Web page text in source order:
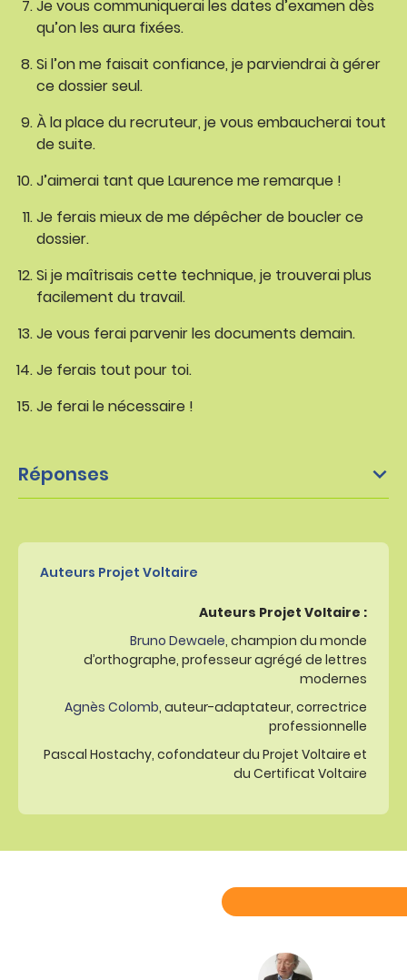
Je vous communiquerai les dates d’examen dès
qu’on les aura fixées.
Si l’on me faisait confiance, je parviendrai à gérer
ce dossier seul.
À la place du recruteur, je vous embaucherai tout
de suite.
J’aimerai tant que Laurence me remarque !
Je ferais mieux de me dépêcher de boucler ce
dossier.
Si je maîtrisais cette technique, je trouverai plus
facilement du travail.
Je vous ferai parvenir les documents demain.
Je ferais tout pour toi.
Je ferai le nécessaire !
Réponses
Auteurs Projet Voltaire
Auteurs Projet Voltaire :
Bruno Dewaele, champion du monde
d’orthographe, professeur agrégé de lettres
modernes
Agnès Colomb, auteur-adaptateur, correctrice
professionnelle
Pascal Hostachy, cofondateur du Projet Voltaire et
du Certificat Voltaire